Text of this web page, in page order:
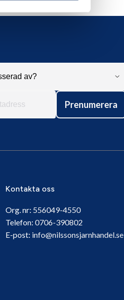
Prenumerera
Kontakta oss
Org. nr: 556049-4550
Telefon: 0706-390802
E-post: info@nilssonsjarnhandel.se